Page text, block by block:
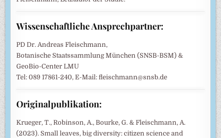
Wissenschaftliche Ansprechpartner:
PD Dr. Andreas Fleischmann,
Botanische Staatssammlung München (SNSB-BSM) &
GeoBio-Center LMU
Tel: 089 17861-240, E-Mail: fleischmann@snsb.de
Originalpublikation:
Krueger, T., Robinson, A., Bourke, G. & Fleischmann, A.
(2023). Small leaves, big diversity: citizen science and